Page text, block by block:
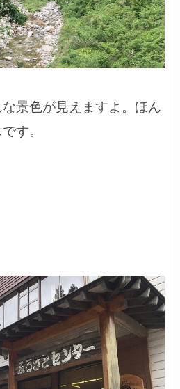
景色が見えますよ。ほん
す。